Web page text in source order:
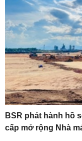
BSR phát hành hồ
cấp mở rộng Nhà